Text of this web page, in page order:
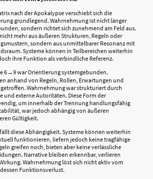
nach der Apokalypse verschiebt sich die
grundlegend. Wahrnehmung ist nicht länger
sondern richtet sich zunehmend am Feld aus.
mehr aus äußeren Strukturen, Regeln oder
sondern aus unmittelbarer Resonanz mit
Systeme können in Teilbereichen weiterhin
ihre Funktion als verbindliche Referenz.
6→9 war Orientierung systemgebunden.
anhand von Regeln, Rollen, Erwartungen und
Wahrnehmung war strukturiert durch
und externe Autoritäten. Diese Form der
um innerhalb der Trennung handlungsfähig
war jedoch abhängig von äußeren
Gültigkeit.
diese Abhängigkeit. Systeme können weiterhin
funktionieren, liefern jedoch keine tragfähige
greifen noch, bieten aber keine verlässliche
Narrative bleiben erkennbar, verlieren
Wahrnehmung löst sich nicht aktiv vom
Funktionsverlust.